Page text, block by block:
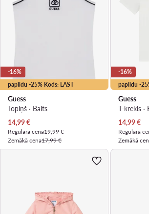
papildu -25% Kods: LAST
-16%
Guess
Topiņš · Balts
Pašreizējā cena
14,99€
Regulārā cena19,99 €
Zemākā cena17,99 €
papildu -
-16%
Guess
T-krekls ·
Pašreizējā
14,99€
Regulārā
Zemākā